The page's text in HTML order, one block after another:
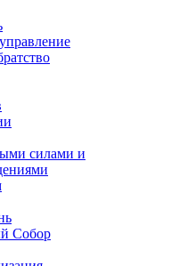
силами и
Собор